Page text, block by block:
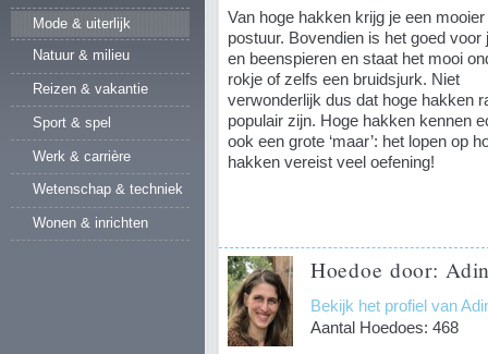
Mode & uiterlijk
Natuur & milieu
Reizen & vakantie
Sport & spel
Werk & carrière
Wetenschap & techniek
Wonen & inrichten
Van hoge hakken krijg je een mooier
postuur. Bovendien is het goed voor
en beenspieren en staat het mooi
rokje of zelfs een bruidsjurk. Niet
verwonderlijk dus dat hoge hakken
populair zijn. Hoge hakken kennen
ook een grote ‘maar’: het lopen op
hakken vereist veel oefening!
Hoedoe door:
Bekijk het profiel van
Aantal Hoedoes: 468